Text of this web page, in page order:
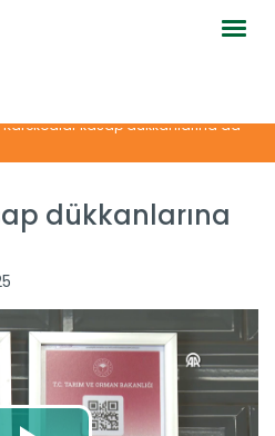
Karekodlar kasap dükkanlarına da
dükkanlarına